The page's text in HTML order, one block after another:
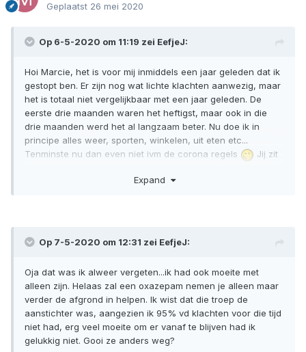
Geplaatst 26 mei 2020
Op 6-5-2020 om 11:19 zei EefjeJ:
Hoi Marcie, het is voor mij inmiddels een jaar geleden dat ik
gestopt ben. Er zijn nog wat lichte klachten aanwezig, maar
het is totaal niet vergelijkbaar met een jaar geleden. De
eerste drie maanden waren het heftigst, maar ook in die
drie maanden werd het al langzaam beter. Nu doe ik in
principe alles weer, sporten, winkelen, uit eten etc...
Tenminste nu dan even niet ivm de corona regels
Jij zit
dat het echt beter wordt, echt waar
Expand
Op 7-5-2020 om 12:31 zei EefjeJ:
Oja dat was ik alweer vergeten...ik had ook moeite met
alleen zijn. Helaas zal een oxazepam nemen je alleen maar
verder de afgrond in helpen. Ik wist dat die troep de
aanstichter was, aangezien ik 95% vd klachten voor die tijd
niet had, erg veel moeite om er vanaf te blijven had ik
gelukkig niet. Gooi ze anders weg?